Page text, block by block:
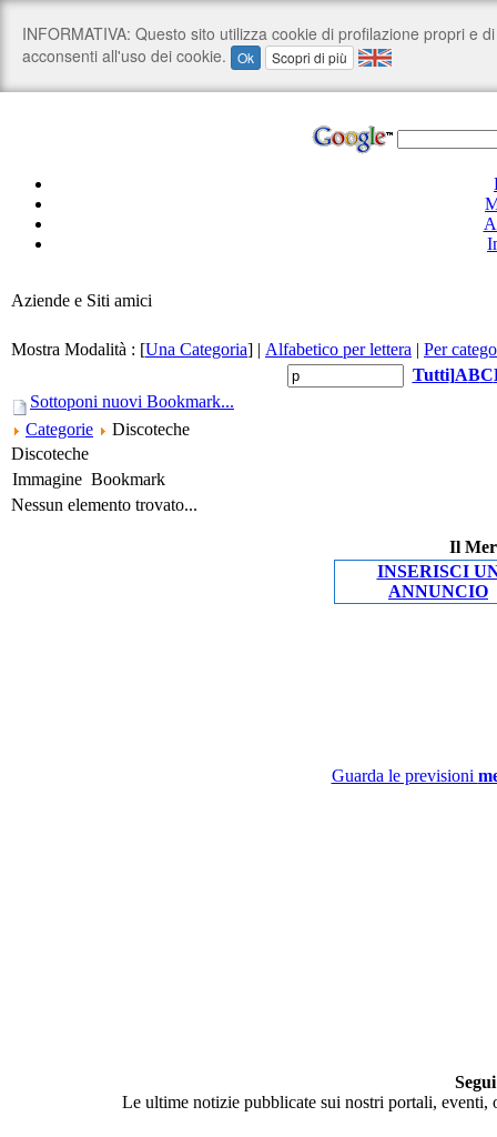
Aziende e Siti amici
Mostra Modalità : [Una Categoria] | Alfabetico per lettera | Per
Tutti]ABC
Sottoponi nuovi Bookmark...
Categorie
Discoteche
Discoteche
Immagine Bookmark
Nessun elemento trovato...
Il
INSERISCI
ANNUNCIO
Guarda le previsioni
Le ultime notizie pubblicate sui nostri portali,